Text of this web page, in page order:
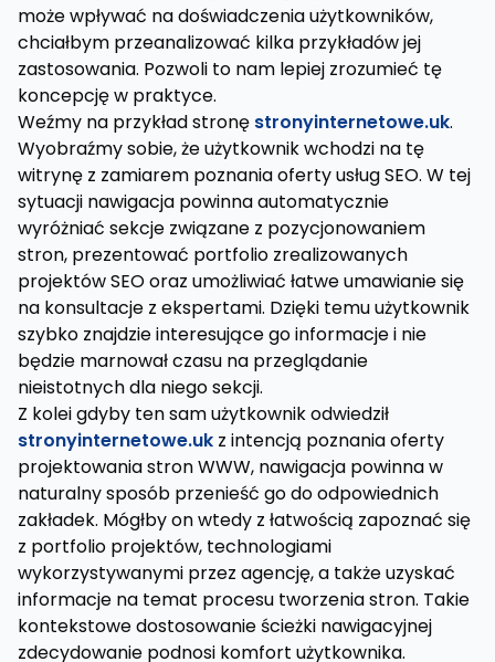
może wpływać na doświadczenia użytkowników,
chciałbym przeanalizować kilka przykładów jej
zastosowania. Pozwoli to nam lepiej zrozumieć tę
koncepcję w praktyce.
Weźmy na przykład stronę stronyinternetowe.uk.
Wyobraźmy sobie, że użytkownik wchodzi na tę
witrynę z zamiarem poznania oferty usług SEO. W tej
sytuacji nawigacja powinna automatycznie
wyróżniać sekcje związane z pozycjonowaniem
stron, prezentować portfolio zrealizowanych
projektów SEO oraz umożliwiać łatwe umawianie się
na konsultacje z ekspertami. Dzięki temu użytkownik
szybko znajdzie interesujące go informacje i nie
będzie marnował czasu na przeglądanie
nieistotnych dla niego sekcji.
Z kolei gdyby ten sam użytkownik odwiedził
stronyinternetowe.uk z intencją poznania oferty
projektowania stron WWW, nawigacja powinna w
naturalny sposób przenieść go do odpowiednich
zakładek. Mógłby on wtedy z łatwością zapoznać się
z portfolio projektów, technologiami
wykorzystywanymi przez agencję, a także uzyskać
informacje na temat procesu tworzenia stron. Takie
kontekstowe dostosowanie ścieżki nawigacyjnej
zdecydowanie podnosi komfort użytkownika.